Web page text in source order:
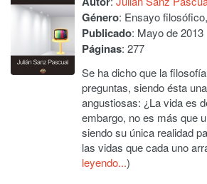
Género: Ensayo
Publicado: Mayo de 2013
Páginas: 277
Se ha dicho que la
preguntas, siendo ésta
angustiosas: ¿La vida es
embargo, no es más que
siendo su única realidad
las vidas que cada uno
leyendo...)